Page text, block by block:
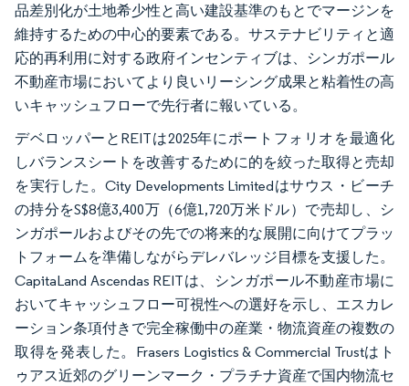
品差別化が土地希少性と高い建設基準のもとでマージンを
維持するための中心的要素である。サステナビリティと適
応的再利用に対する政府インセンティブは、シンガポール
不動産市場においてより良いリーシング成果と粘着性の高
いキャッシュフローで先行者に報いている。
デベロッパーとREITは2025年にポートフォリオを最適化
しバランスシートを改善するために的を絞った取得と売却
を実行した。City Developments Limitedはサウス・ビーチ
の持分をS$8億3,400万（6億1,720万米ドル）で売却し、シ
ンガポールおよびその先での将来的な展開に向けてプラッ
トフォームを準備しながらデレバレッジ目標を支援した。
CapitaLand Ascendas REITは、シンガポール不動産市場に
おいてキャッシュフロー可視性への選好を示し、エスカレ
ーション条項付きで完全稼働中の産業・物流資産の複数の
取得を発表した。Frasers Logistics & Commercial Trustはト
ゥアス近郊のグリーンマーク・プラチナ資産で国内物流セ